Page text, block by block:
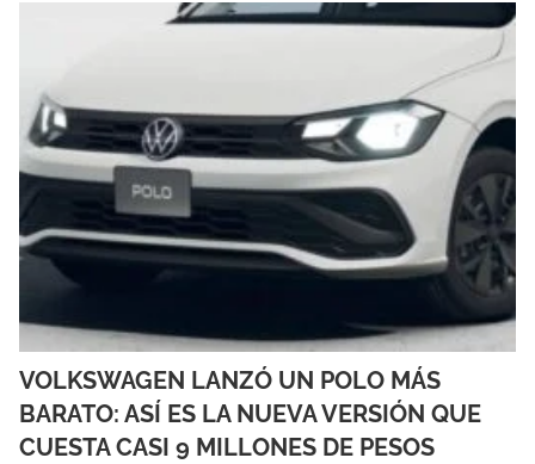
VOLKSWAGEN LANZÓ UN POLO MÁS
BARATO: ASÍ ES LA NUEVA VERSIÓN QUE
CUESTA CASI 9 MILLONES DE PESOS